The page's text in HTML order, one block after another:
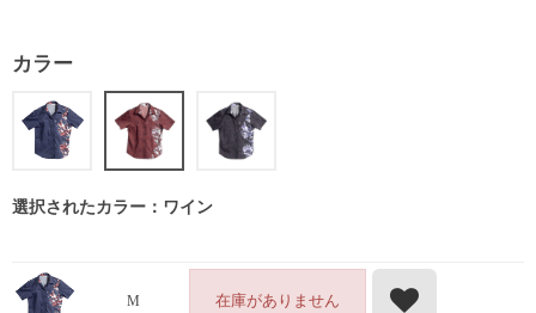
カラー
選択されたカラー：ワイン
M 在庫がありません